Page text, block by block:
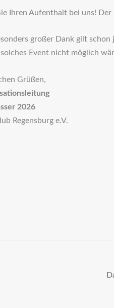
Ihren Aufenthalt bei uns!
großer Dank gilt
solches Event nicht möglich
Grüßen,
2026
Regensburg e.V.